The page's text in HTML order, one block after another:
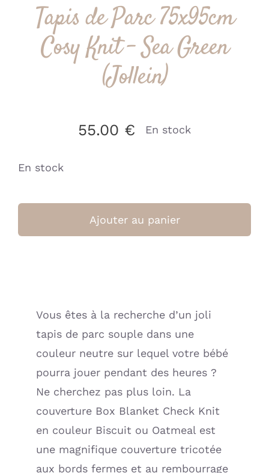
Tapis de Parc 75x95cm
Cosy Knit – Sea Green
(Jollein)
55.00 € En stock
En stock
de
Knit
-
Sea
Green
Ajouter au panier
Vous êtes à la recherche d’un joli
tapis de parc souple dans une
couleur neutre sur lequel votre bébé
pourra jouer pendant des heures ?
Ne cherchez pas plus loin. La
couverture Box Blanket Check Knit
en couleur Biscuit ou Oatmeal est
une magnifique couverture tricotée
aux bords fermes et au rembourrage